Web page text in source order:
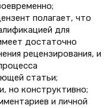
полагает, что
для
достаточно
рецензирования, и
статьи;
но конструктивно;
и личной